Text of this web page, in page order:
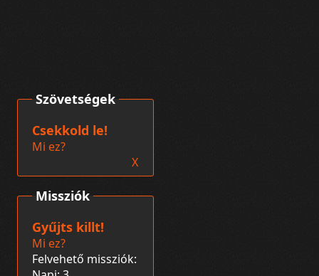
Missziók
Gyűjts killt!
Mi ez?
Felvehető missziók:
Szövetségek
Csekkold le!
Mi ez?
X